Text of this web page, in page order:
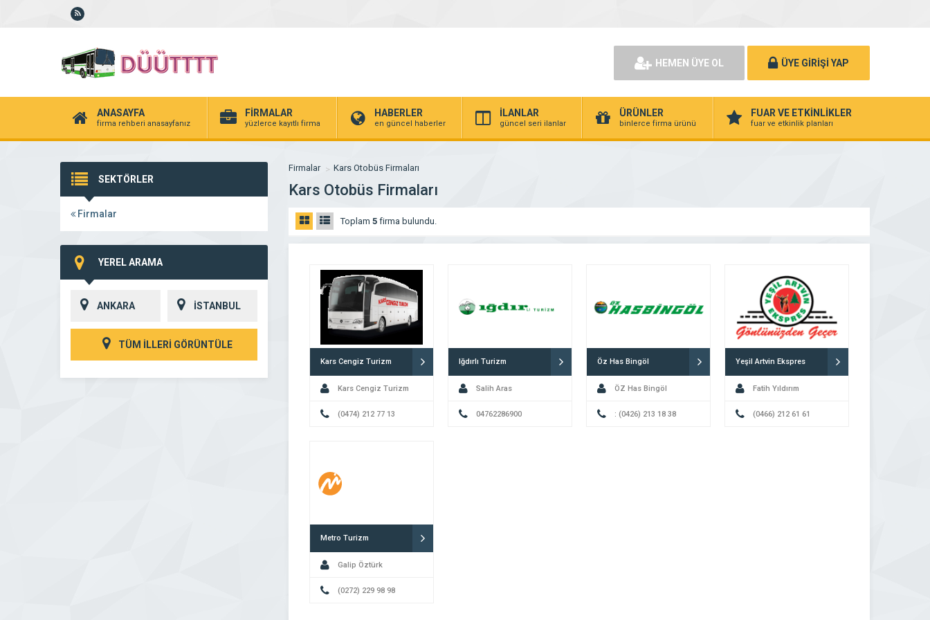
HEMEN ÜYE OL ÜYE GİRİŞİ YAP
ANASAYFA
firma rehberi anasayfanız
FİRMALAR
yüzlerce kayıtlı firma
HABERLER
en güncel haberler
İLANLAR
güncel seri ilanlar
ÜRÜNLER
binlerce firma ürünü
FUAR VE ETKİNLİKLER
fuar ve etkinlik planları
SEKTÖRLER
Firmalar
YEREL ARAMA
ANKARA İSTANBUL
TÜM İLLERİ GÖRÜNTÜLE
Firmalar Kars Otobüs Firmaları
Kars Otobüs Firmaları
Toplam 5 firma bulundu.
Kars Cengiz Turizm
Kars Cengiz Turizm
(0474) 212 77 13
Iğdırlı Turizm
Salih Aras
04762286900
Öz Has Bingöl
ÖZ Has Bingöl
: (0426) 213 18 38
Yeşil Artvin Ekspres
Fatih Yıldırım
(0466) 212 61 61
Metro Turizm
Galip Öztürk
(0272) 229 98 98